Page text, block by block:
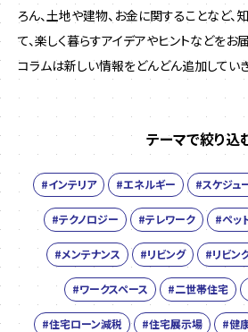
ろん、土地や建物、お金に関することなど、
て、楽しく暮らすアイデアやヒントなどをお
コラムは新しい情報をどんどん追加してい
テーマで絞り込
#インテリア #エネルギー #スケジュ
#テクノロジー #テレワーク #ペッ
#メンテナンス #リビング #リビン
#ワークスペース #二世帯住宅
#住宅ローン減税 #住宅展示場 #健